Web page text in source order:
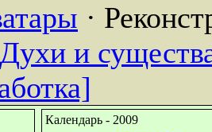
·
Духи и
Календарь - 2009